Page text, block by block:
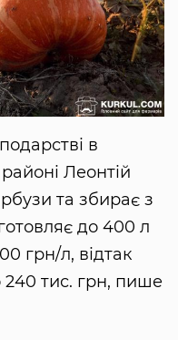
в
Леонтій
та збирає з
до 400 л
грн/л, відтак
тис. грн, пише